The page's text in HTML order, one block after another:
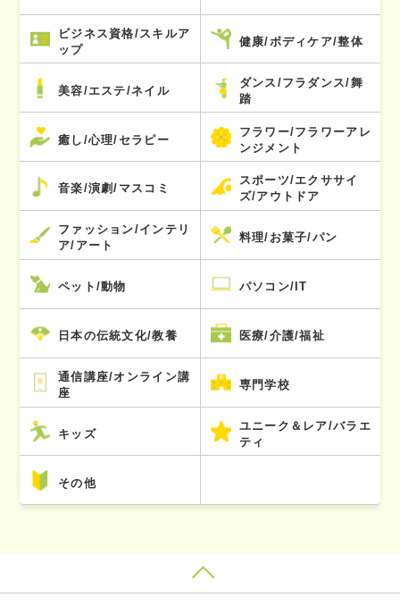
ビジネス資格/スキルア
ップ
健康/ボディケア/整体
美容/エステ/ネイル
ダンス/フラダンス/舞
踏
癒し/心理/セラピー
フラワー/フラワーアレ
ンジメント
音楽/演劇/マスコミ
スポーツ/エクササイ
ズ/アウトドア
ファッション/インテリ
ア/アート
料理/お菓子/パン
ペット/動物 パソコン/IT
日本の伝統文化/教養 医療/介護/福祉
通信講座/オンライン講
座
専門学校
キッズ
ユニーク＆レア/バラエ
ティ
その他